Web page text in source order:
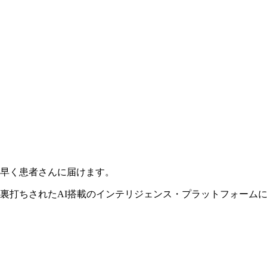
く患者さんに届けます。
打ちされたAI搭載のインテリジェンス・プラットフォーム